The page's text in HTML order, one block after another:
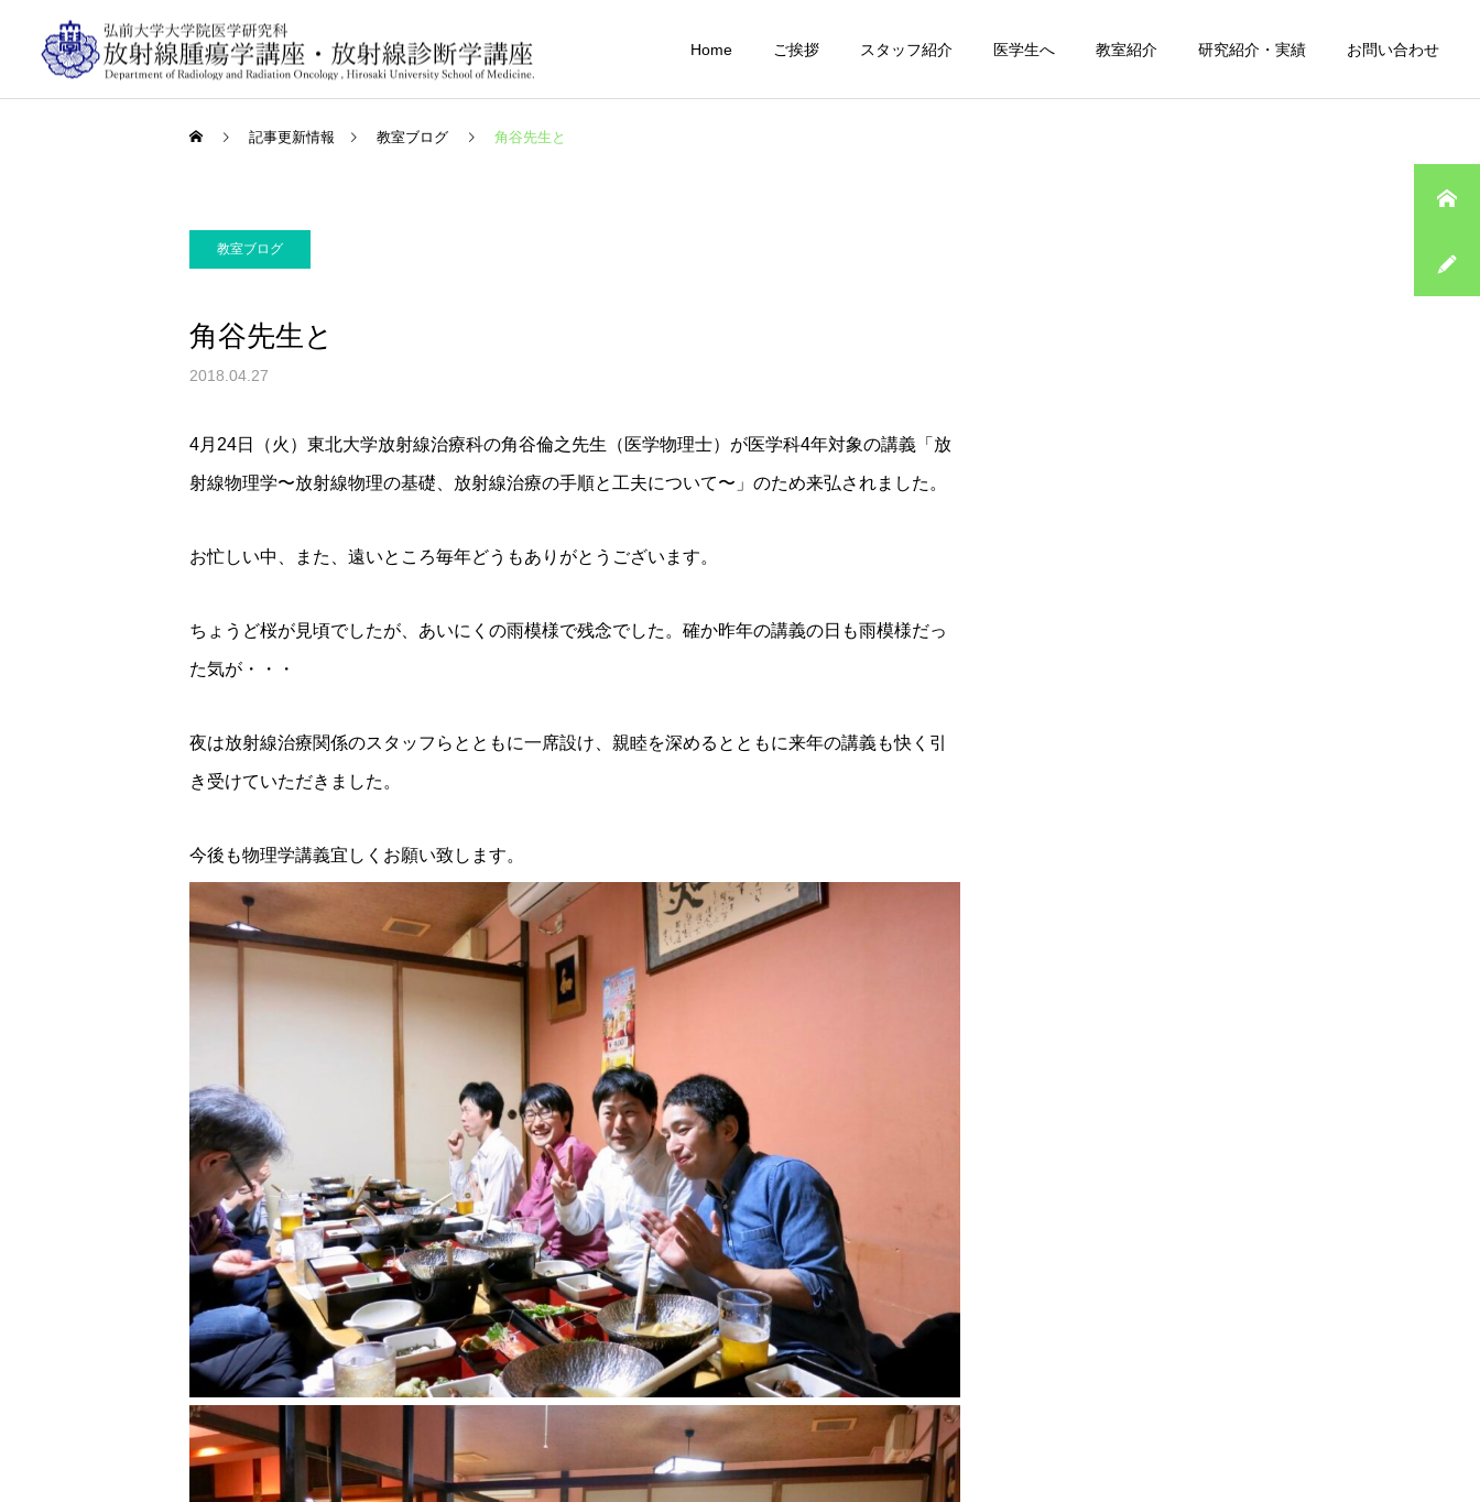
Home ご挨拶 スタッフ紹介 医学生へ 教室紹介 研究紹介・実績 お問い合わせ
記事更新情報 教室ブログ 角谷先生と
教室ブログ
角谷先生と
2018.04.27
4月24日（火）東北大学放射線治療科の角谷倫之先生（医学物理士）が医学科4年対象の講義「放
射線物理学〜放射線物理の基礎、放射線治療の手順と工夫について〜」のため来弘されました。
お忙しい中、また、遠いところ毎年どうもありがとうございます。
ちょうど桜が見頃でしたが、あいにくの雨模様で残念でした。確か昨年の講義の日も雨模様だっ
た気が・・・
夜は放射線治療関係のスタッフらとともに一席設け、親睦を深めるとともに来年の講義も快く引
き受けていただきました。
今後も物理学講義宜しくお願い致します。